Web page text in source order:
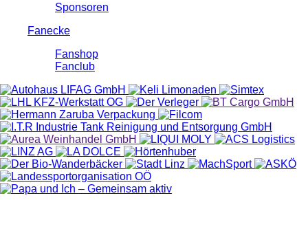
Sponsoren
Fanecke
Fanshop
Fanclub